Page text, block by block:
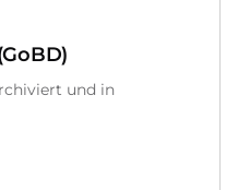
und in